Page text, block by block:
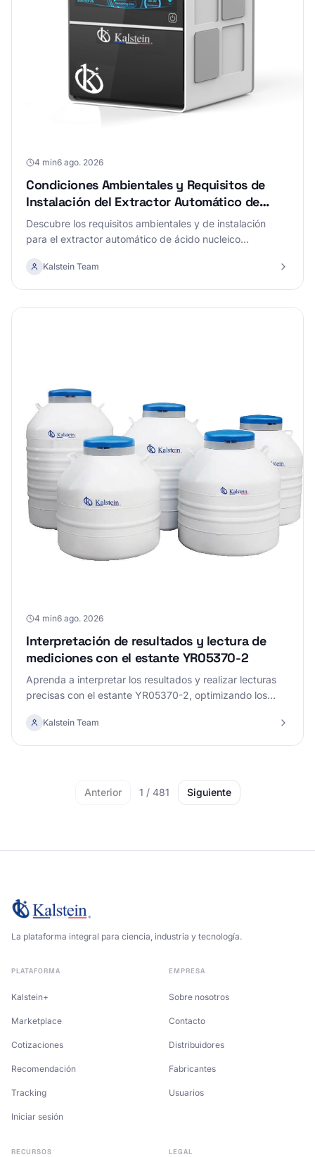
4 min6 ago. 2026
Condiciones Ambientales y Requisitos de
Instalación del Extractor Automático de
Ácido Nucleico YR01869-2
Descubre los requisitos ambientales y de instalación
para el extractor automático de ácido nucleico
su vida útil.
Kalstein Team
4 min6 ago. 2026
Interpretación de resultados y lectura de
mediciones con el estante YR05370-2
Aprenda a interpretar los resultados y realizar lecturas
precisas con el estante YR05370-2, optimizando los
Kalstein Team
Anterior 1 / 481 Siguiente
La plataforma integral para ciencia, industria y tecnología.
PLATAFORMA
Kalstein+
Marketplace
Cotizaciones
Recomendación
Tracking
Iniciar sesión
EMPRESA
Sobre nosotros
Contacto
Distribuidores
Fabricantes
Usuarios
RECURSOS LEGAL